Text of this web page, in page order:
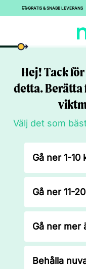
GRATIS & SNABB LEVERANS
Hej! Tack
detta. Berätta
Välj det som
Gå ner 1-
Gå ner 11-
Gå ner mer
Behålla